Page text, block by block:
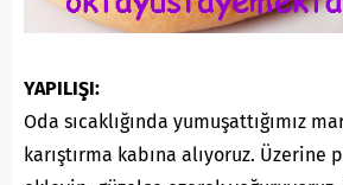
YAPILIŞI:
Oda sıcaklığında yumuşattığımız
karıştırma kabına alıyoruz. Üzerine